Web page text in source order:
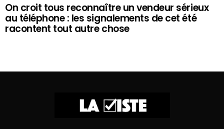
On croit tous reconnaître un vendeur sérieux
au téléphone : les signalements de cet été
racontent tout autre chose